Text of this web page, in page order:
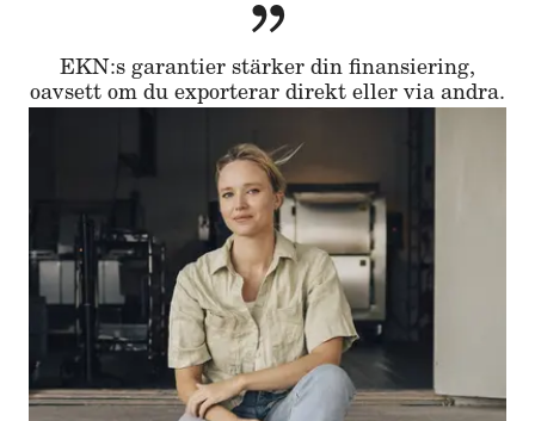
EKN:s garantier stärker din finansiering,
oavsett om du exporterar direkt eller via andra.